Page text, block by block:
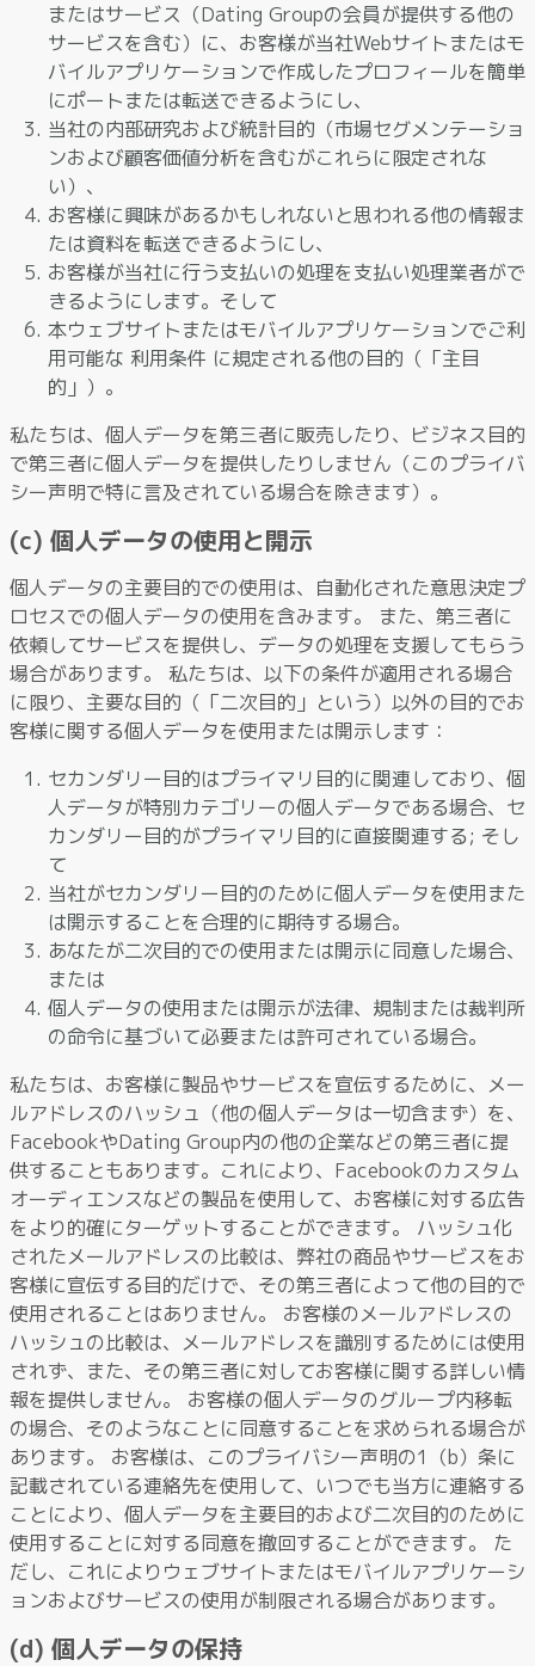
またはサービス（Dating Groupの会員が提供する他の
サービスを含む）に、お客様が当社Webサイトまたはモ
バイルアプリケーションで作成したプロフィールを簡単
にポートまたは転送できるようにし、
当社の内部研究および統計目的（市場セグメンテーショ
ンおよび顧客価値分析を含むがこれらに限定されな
い）、
お客様に興味があるかもしれないと思われる他の情報ま
たは資料を転送できるようにし、
お客様が当社に行う支払いの処理を支払い処理業者がで
きるようにします。そして
本ウェブサイトまたはモバイルアプリケーションでご利
用可能な 利用条件 に規定される他の目的（「主目
的」）。
私たちは、個人データを第三者に販売したり、ビジネス目的
で第三者に個人データを提供したりしません（このプライバ
シー声明で特に言及されている場合を除きます）。
(c) 個人データの使用と開示
個人データの主要目的での使用は、自動化された意思決定プ
ロセスでの個人データの使用を含みます。 また、第三者に
依頼してサービスを提供し、データの処理を支援してもらう
場合があります。 私たちは、以下の条件が適用される場合
に限り、主要な目的（「二次目的」という）以外の目的でお
客様に関する個人データを使用または開示します：
セカンダリー目的はプライマリ目的に関連しており、個
人データが特別カテゴリーの個人データである場合、セ
カンダリー目的がプライマリ目的に直接関連する; そし
て
当社がセカンダリー目的のために個人データを使用また
は開示することを合理的に期待する場合。
あなたが二次目的での使用または開示に同意した場合、
または
個人データの使用または開示が法律、規制または裁判所
の命令に基づいて必要または許可されている場合。
私たちは、お客様に製品やサービスを宣伝するために、メー
ルアドレスのハッシュ（他の個人データは一切含まず）を、
FacebookやDating Group内の他の企業などの第三者に提
供することもあります。これにより、Facebookのカスタム
オーディエンスなどの製品を使用して、お客様に対する広告
をより的確にターゲットすることができます。 ハッシュ化
されたメールアドレスの比較は、弊社の商品やサービスをお
客様に宣伝する目的だけで、その第三者によって他の目的で
使用されることはありません。 お客様のメールアドレスの
ハッシュの比較は、メールアドレスを識別するためには使用
されず、また、その第三者に対してお客様に関する詳しい情
報を提供しません。 お客様の個人データのグループ内移転
の場合、そのようなことに同意することを求められる場合が
あります。 お客様は、このプライバシー声明の1（b）条に
記載されている連絡先を使用して、いつでも当方に連絡する
ことにより、個人データを主要目的および二次目的のために
使用することに対する同意を撤回することができます。 た
だし、これによりウェブサイトまたはモバイルアプリケーシ
ョンおよびサービスの使用が制限される場合があります。
(d) 個人データの保持